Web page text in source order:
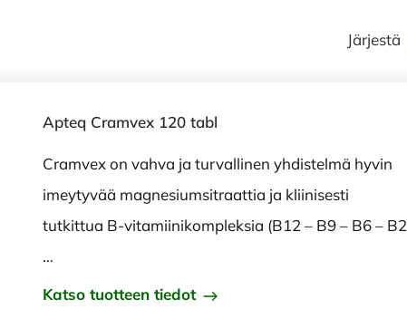
Järjestä
Apteq Cramvex 120 tabl
Cramvex on vahva ja turvallinen yhdistelmä hyvin
imeytyvää magnesiumsitraattia ja kliinisesti
tutkittua B-vitamiinikompleksia (B12 – B9 – B6 – B2
…
Katso tuotteen tiedot